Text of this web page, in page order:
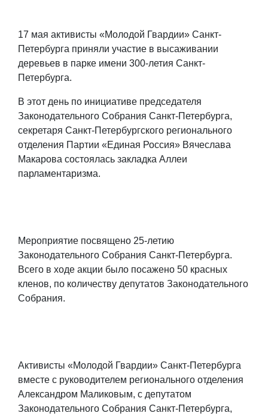
17 мая активисты «Молодой Гвардии» Санкт-
Петербурга приняли участие в высаживании
деревьев в парке имени 300-летия Санкт-
Петербурга.
В этот день по инициативе председателя
Законодательного Собрания Санкт-Петербурга,
секретаря Санкт-Петербургского регионального
отделения Партии «Единая Россия» Вячеслава
Макарова состоялась закладка Аллеи
парламентаризма.
Мероприятие посвящено 25-летию
Законодательного Собрания Санкт-Петербурга.
Всего в ходе акции было посажено 50 красных
кленов, по количеству депутатов Законодательного
Собрания.
Активисты «Молодой Гвардии» Санкт-Петербурга
вместе с руководителем регионального отделения
Александром Маликовым, с депутатом
Законодательного Собрания Санкт-Петербурга,